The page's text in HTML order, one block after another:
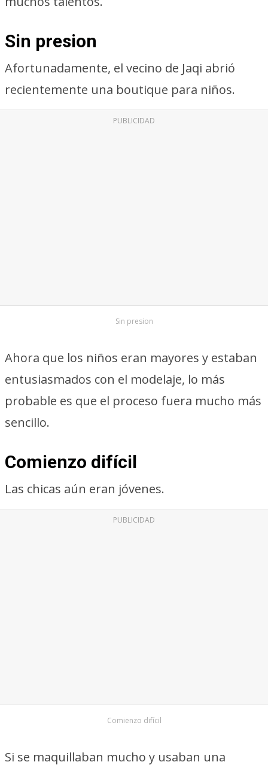
Sin presion
Afortunadamente, el vecino de Jaqi abrió
recientemente una boutique para niños.
PUBLICIDAD
Sin presion
Ahora que los niños eran mayores y estaban
entusiasmados con el modelaje, lo más
probable es que el proceso fuera mucho más
sencillo.
Comienzo difícil
Las chicas aún eran jóvenes.
PUBLICIDAD
Comienzo difícil
Si se maquillaban mucho y usaban una